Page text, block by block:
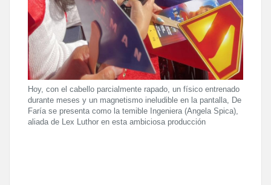
Hoy, con el cabello parcialmente rapado, un físico entrenado
durante meses y un magnetismo ineludible en la pantalla, De
Faría se presenta como la temible Ingeniera (Angela Spica),
aliada de Lex Luthor en esta ambiciosa producción